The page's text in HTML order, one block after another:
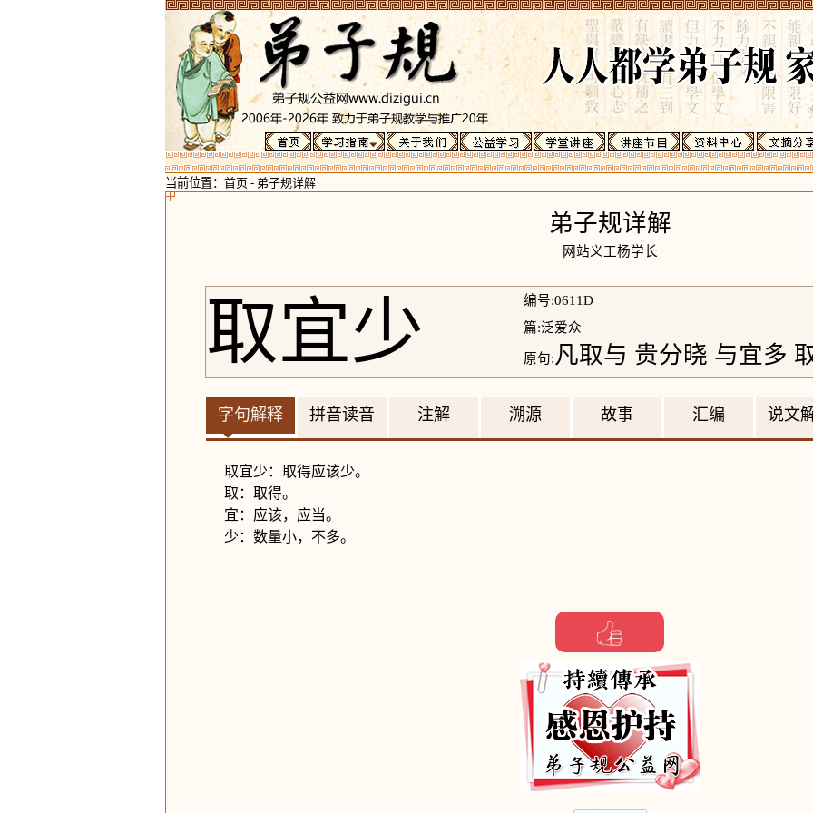
当前位置： 首页 - 弟子规详解
弟子规详解
网站义工杨学长
取宜少
编号:0611D
篇:泛爱众
原句:凡取与 贵分晓 与宜多
字句解释 拼音读音 注解 溯源 故事 汇编 说文
取宜少：取得应该少。
取：取得。
宜：应该，应当。
少：数量小，不多。